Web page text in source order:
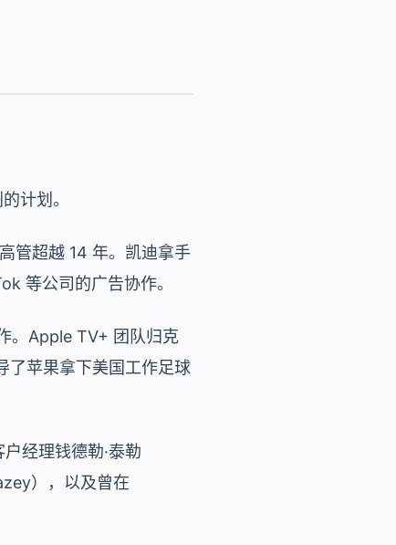
计划。
管超越 14 年。凯迪拿手
等公司的广告协作。
。Apple TV+ 团队归克
了苹果拿下美国工作足球
经理钱德勒·泰勒
），以及曾在